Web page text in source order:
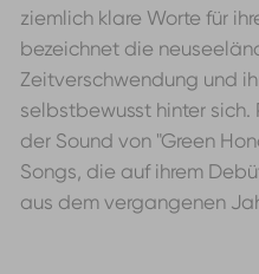
ziemlich klare Worte für
bezeichnet die
Zeitverschwendung und
selbstbewusst hinter
der Sound von "Green
Songs, die auf ihrem
aus dem vergangenen